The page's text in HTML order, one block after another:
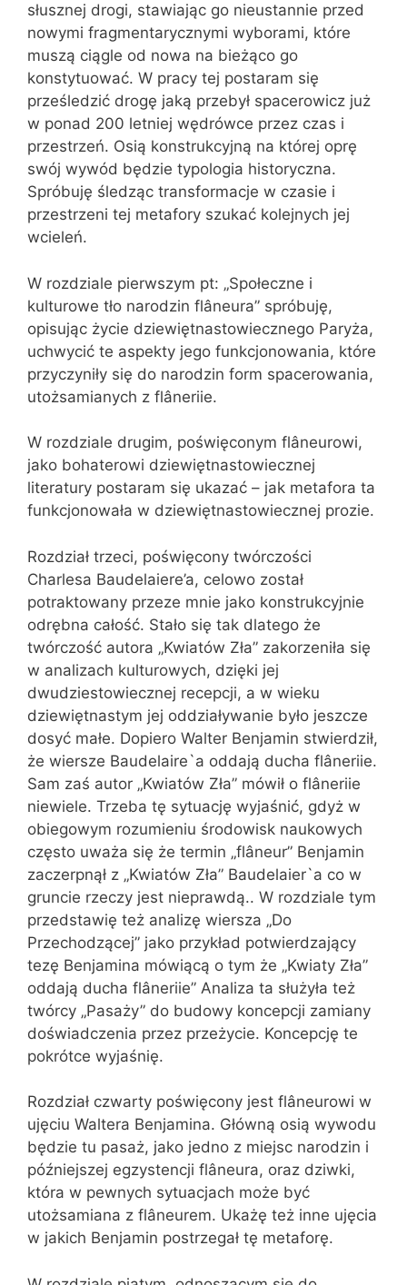
słusznej drogi, stawiając go nieustannie przed
nowymi fragmentarycznymi wyborami, które
muszą ciągle od nowa na bieżąco go
konstytuować. W pracy tej postaram się
prześledzić drogę jaką przebył spacerowicz już
w ponad 200 letniej wędrówce przez czas i
przestrzeń. Osią konstrukcyjną na której oprę
swój wywód będzie typologia historyczna.
Spróbuję śledząc transformacje w czasie i
przestrzeni tej metafory szukać kolejnych jej
wcieleń.
W rozdziale pierwszym pt: „Społeczne i
kulturowe tło narodzin flâneura” spróbuję,
opisując życie dziewiętnastowiecznego Paryża,
uchwycić te aspekty jego funkcjonowania, które
przyczyniły się do narodzin form spacerowania,
utożsamianych z flâneriie.
W rozdziale drugim, poświęconym flâneurowi,
jako bohaterowi dziewiętnastowiecznej
literatury postaram się ukazać – jak metafora ta
funkcjonowała w dziewiętnastowiecznej prozie.
Rozdział trzeci, poświęcony twórczości
Charlesa Baudelaiere’a, celowo został
potraktowany przeze mnie jako konstrukcyjnie
odrębna całość. Stało się tak dlatego że
twórczość autora „Kwiatów Zła” zakorzeniła się
w analizach kulturowych, dzięki jej
dwudziestowiecznej recepcji, a w wieku
dziewiętnastym jej oddziaływanie było jeszcze
dosyć małe. Dopiero Walter Benjamin stwierdził,
że wiersze Baudelaire`a oddają ducha flâneriie.
Sam zaś autor „Kwiatów Zła” mówił o flâneriie
niewiele. Trzeba tę sytuację wyjaśnić, gdyż w
obiegowym rozumieniu środowisk naukowych
często uważa się że termin „flâneur” Benjamin
zaczerpnął z „Kwiatów Zła” Baudelaier`a co w
gruncie rzeczy jest nieprawdą.. W rozdziale tym
przedstawię też analizę wiersza „Do
Przechodzącej” jako przykład potwierdzający
tezę Benjamina mówiącą o tym że „Kwiaty Zła”
oddają ducha flâneriie” Analiza ta służyła też
twórcy „Pasaży” do budowy koncepcji zamiany
doświadczenia przez przeżycie. Koncepcję te
pokrótce wyjaśnię.
Rozdział czwarty poświęcony jest flâneurowi w
ujęciu Waltera Benjamina. Główną osią wywodu
będzie tu pasaż, jako jedno z miejsc narodzin i
późniejszej egzystencji flâneura, oraz dziwki,
która w pewnych sytuacjach może być
utożsamiana z flâneurem. Ukażę też inne ujęcia
w jakich Benjamin postrzegał tę metaforę.